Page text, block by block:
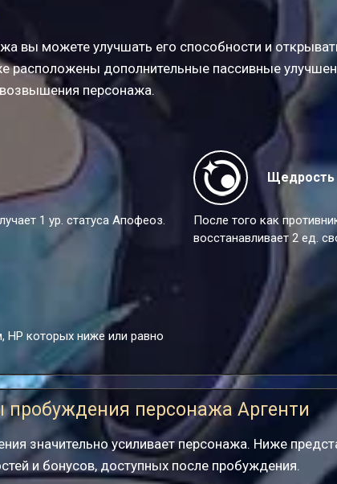
вы можете улучшать его способности и
расположены дополнительные пассивные
персонажа.
1 ур. статуса Апофеоз.
Щедрость
После того как
восстанавливает 2 ед.
НР которых ниже или равно
персонажа Аргенти
значительно усиливает персонажа. Ниже
и бонусов, доступных после пробуждения.